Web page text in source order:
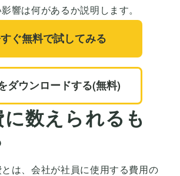
響は何があるか説明します。
ぐ無料で試してみる
ダウンロードする(無料)
に数えられるも
は、会社が社員に使用する費用の